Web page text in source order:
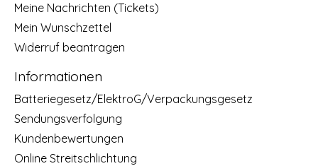
Meine Nachrichten (Tickets)
Mein Wunschzettel
Widerruf beantragen
Informationen
Batteriegesetz/ElektroG/Verpackungsgesetz
Sendungsverfolgung
Kundenbewertungen
Online Streitschlichtung